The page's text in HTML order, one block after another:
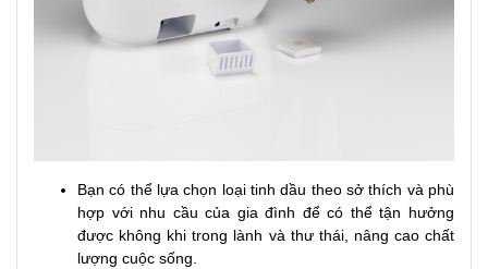
Bạn có thể lựa chọn loại tinh dầu theo sở thích và phù
hợp với nhu cầu của gia đình để có thể tận hưởng
được không khi trong lành và thư thái, nâng cao chất
lượng cuộc sống.